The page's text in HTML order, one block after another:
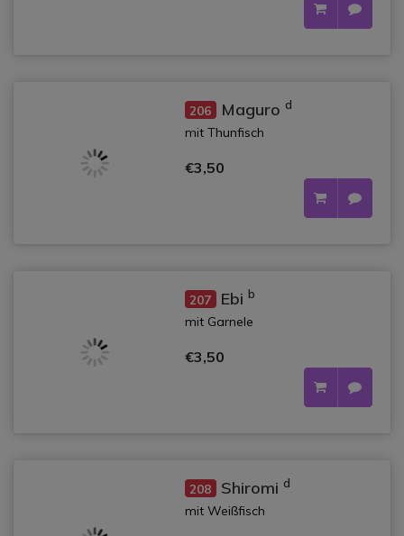
206 Maguro d
mit Thunfisch
€3,50
207 Ebi b
mit Garnele
€3,50
208 Shiromi d
mit Weißfisch